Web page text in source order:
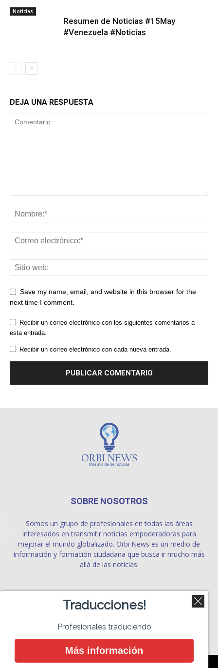
Noticias
Resumen de Noticias #15May
#Venezuela #Noticias
DEJA UNA RESPUESTA
Save my name, email, and website in this browser for the
next time I comment.
Recibir un correo electrónico con los siguientes comentarios a
esta entrada.
Recibir un correo electrónico con cada nueva entrada.
SOBRE NOSOTROS
Somos un grupo de profesionales en todas las áreas
interesados en transmitir noticias empoderadoras para
mejorar el mundo globalizado. Orbi News es un medio de
información y formación ciudadana que busca ir mucho más
allá de las noticias.
SÍGUENOS
Traducciones!
Profesionales traduciendo
Más información